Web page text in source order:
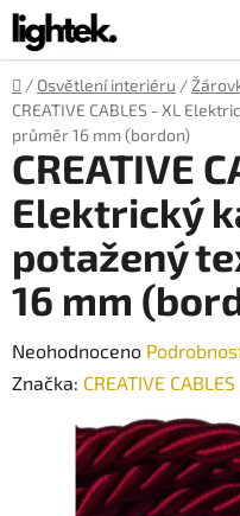
Přejít
na
obsah
Domů
/ Osvětlení interiéru /
CREATIVE CABLES - XL
průměr 16 mm (bordon)
CREATIVE
Elektrický
potažený
16 mm
Průměrné
hodnocení
Neohodnoceno
Značka: CREATIVE CABLES